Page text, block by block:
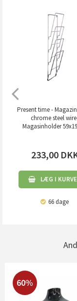
Present time -
chrome steel
Magasinholder
233,00
LÆG I
66 dage
60%